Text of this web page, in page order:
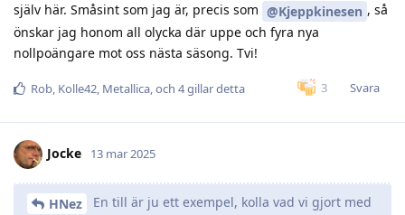
själv här. Småsint som jag är, precis som @Kjeppkinesen , så
önskar jag honom all olycka där uppe och fyra nya
nollpoängare mot oss nästa säsong. Tvi!
3 Svara
Rob, Kolle42, Metallica, och 4gillar detta
Jocke 13 mar 2025
HNez
En till är ju ett exempel, kolla vad vi gjort med